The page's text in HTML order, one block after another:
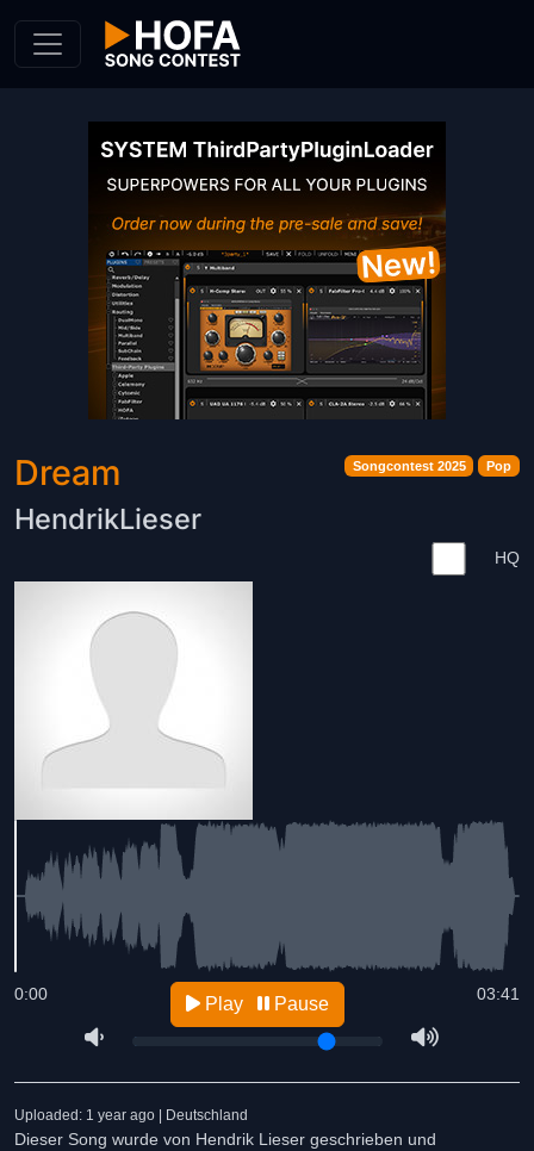
Songcontest 2025 Pop
Dream
HendrikLieser
HQ
03:41
0:00 Play Pause
Uploaded: 1 year ago | Deutschland
Dieser Song wurde von Hendrik Lieser geschrieben und